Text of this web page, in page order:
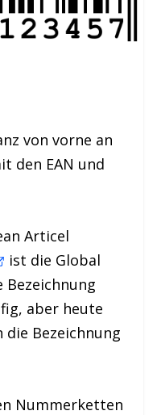
von vorne an
den EAN und
Articel
ist die Global
Bezeichnung
aber heute
Bezeichnung
Nummerketten